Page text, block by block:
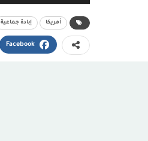
أمريكا إبادة جماعية
Facebook